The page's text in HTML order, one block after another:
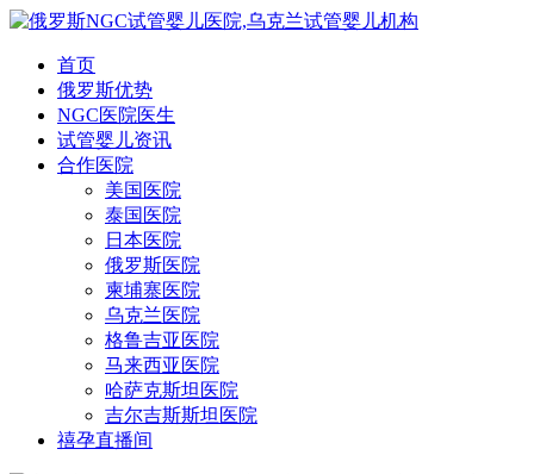
首页
俄罗斯优势
NGC医院医生
试管婴儿资讯
合作医院
美国医院
泰国医院
日本医院
俄罗斯医院
柬埔寨医院
乌克兰医院
格鲁吉亚医院
马来西亚医院
哈萨克斯坦医院
吉尔吉斯斯坦医院
禧孕直播间